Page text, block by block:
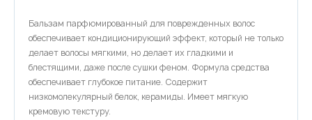
Бальзам парфюмированный для поврежденных волос
обеспечивает кондиционирующий эффект, который не только
делает волосы мягкими, но делает их гладкими и
блестящими, даже после сушки феном. Формула средства
обеспечивает глубокое питание. Содержит
низкомолекулярный белок, керамиды. Имеет мягкую
кремовую текстуру.